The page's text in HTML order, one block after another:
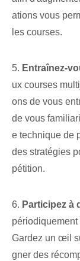
ations vous
les courses.
5. Entraînez-
ux courses
ons de vous
de vous
e technique de
des stratégies
pétition.
6. Participez à
périodiquement
Gardez un œil
gner des